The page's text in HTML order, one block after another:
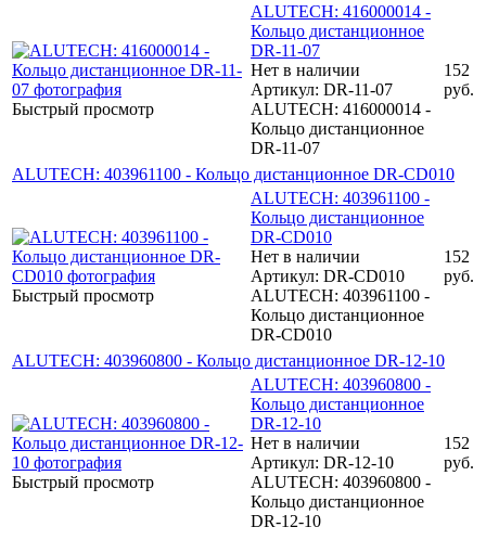
Быстрый просмотр
ALUTECH: 416000014 -
Кольцо дистанционное
DR-11-07
Нет в наличии
Артикул: DR-11-07
ALUTECH: 416000014 -
Кольцо дистанционное
DR-11-07
152
руб.
ALUTECH: 403961100 - Кольцо дистанционное DR-CD010
Быстрый просмотр
ALUTECH: 403961100 -
Кольцо дистанционное
DR-CD010
Нет в наличии
Артикул: DR-CD010
ALUTECH: 403961100 -
Кольцо дистанционное
DR-CD010
152
руб.
ALUTECH: 403960800 - Кольцо дистанционное DR-12-10
Быстрый просмотр
ALUTECH: 403960800 -
Кольцо дистанционное
DR-12-10
Нет в наличии
Артикул: DR-12-10
ALUTECH: 403960800 -
Кольцо дистанционное
DR-12-10
152
руб.